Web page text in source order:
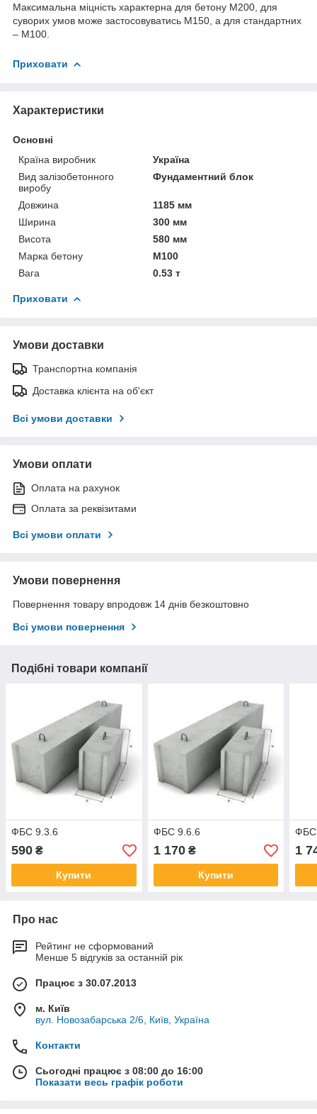
Максимальна міцність характерна для бетону М200, для
суворих умов може застосовуватись М150, а для стандартних
– М100.
Приховати
Характеристики
Основні
Країна виробник
Україна
Вид залізобетонного
виробу
Фундаментний блок
Довжина
1185 мм
Ширина
300 мм
Висота
580 мм
Марка бетону
М100
Вага
0.53 т
Приховати
Умови доставки
Транспортна компанія
Доставка клієнта на об'єкт
Всі умови доставки
Умови оплати
Оплата на рахунок
Оплата за реквізитами
Всі умови оплати
Умови повернення
Повернення товару впродовж 14 днів безкоштовно
Всі умови повернення
Подібні товари компанії
ФБС 9.3.6
590 ₴
Купити
ФБС 9.6.6
1 170₴
Купити
ФБС
1
Про нас
Рейтинг не сформований
Менше 5 відгуків за останній рік
Працює з 30.07.2013
м. Київ
вул. Новозабарська 2/6, Київ, Україна
Контакти
Сьогодні працює з 08:00 до 16:00
Показати весь графік роботи